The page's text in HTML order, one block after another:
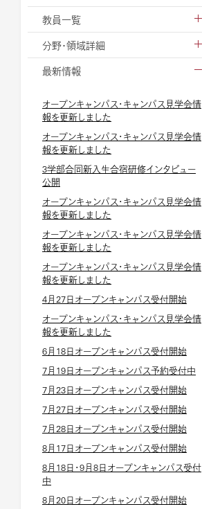
教員一覧
分野・領域詳細
最新情報
オープンキャンパス・キャンパス見学会情
報を更新しました
オープンキャンパス・キャンパス見学会情
報を更新しました
3学部合同新入生合宿研修インタビュー
公開
オープンキャンパス・キャンパス見学会情
報を更新しました
オープンキャンパス・キャンパス見学会情
報を更新しました
オープンキャンパス・キャンパス見学会情
報を更新しました
4月27日オープンキャンパス受付開始
オープンキャンパス・キャンパス見学会情
報を更新しました
6月18日オープンキャンパス受付開始
7月19日オープンキャンパス予約受付中
7月23日オープンキャンパス受付開始
7月27日オープンキャンパス受付開始
7月28日オープンキャンパス受付開始
8月17日オープンキャンパス受付開始
8月18日・9月8日オープンキャンパス受付
中
8月20日オープンキャンパス受付開始